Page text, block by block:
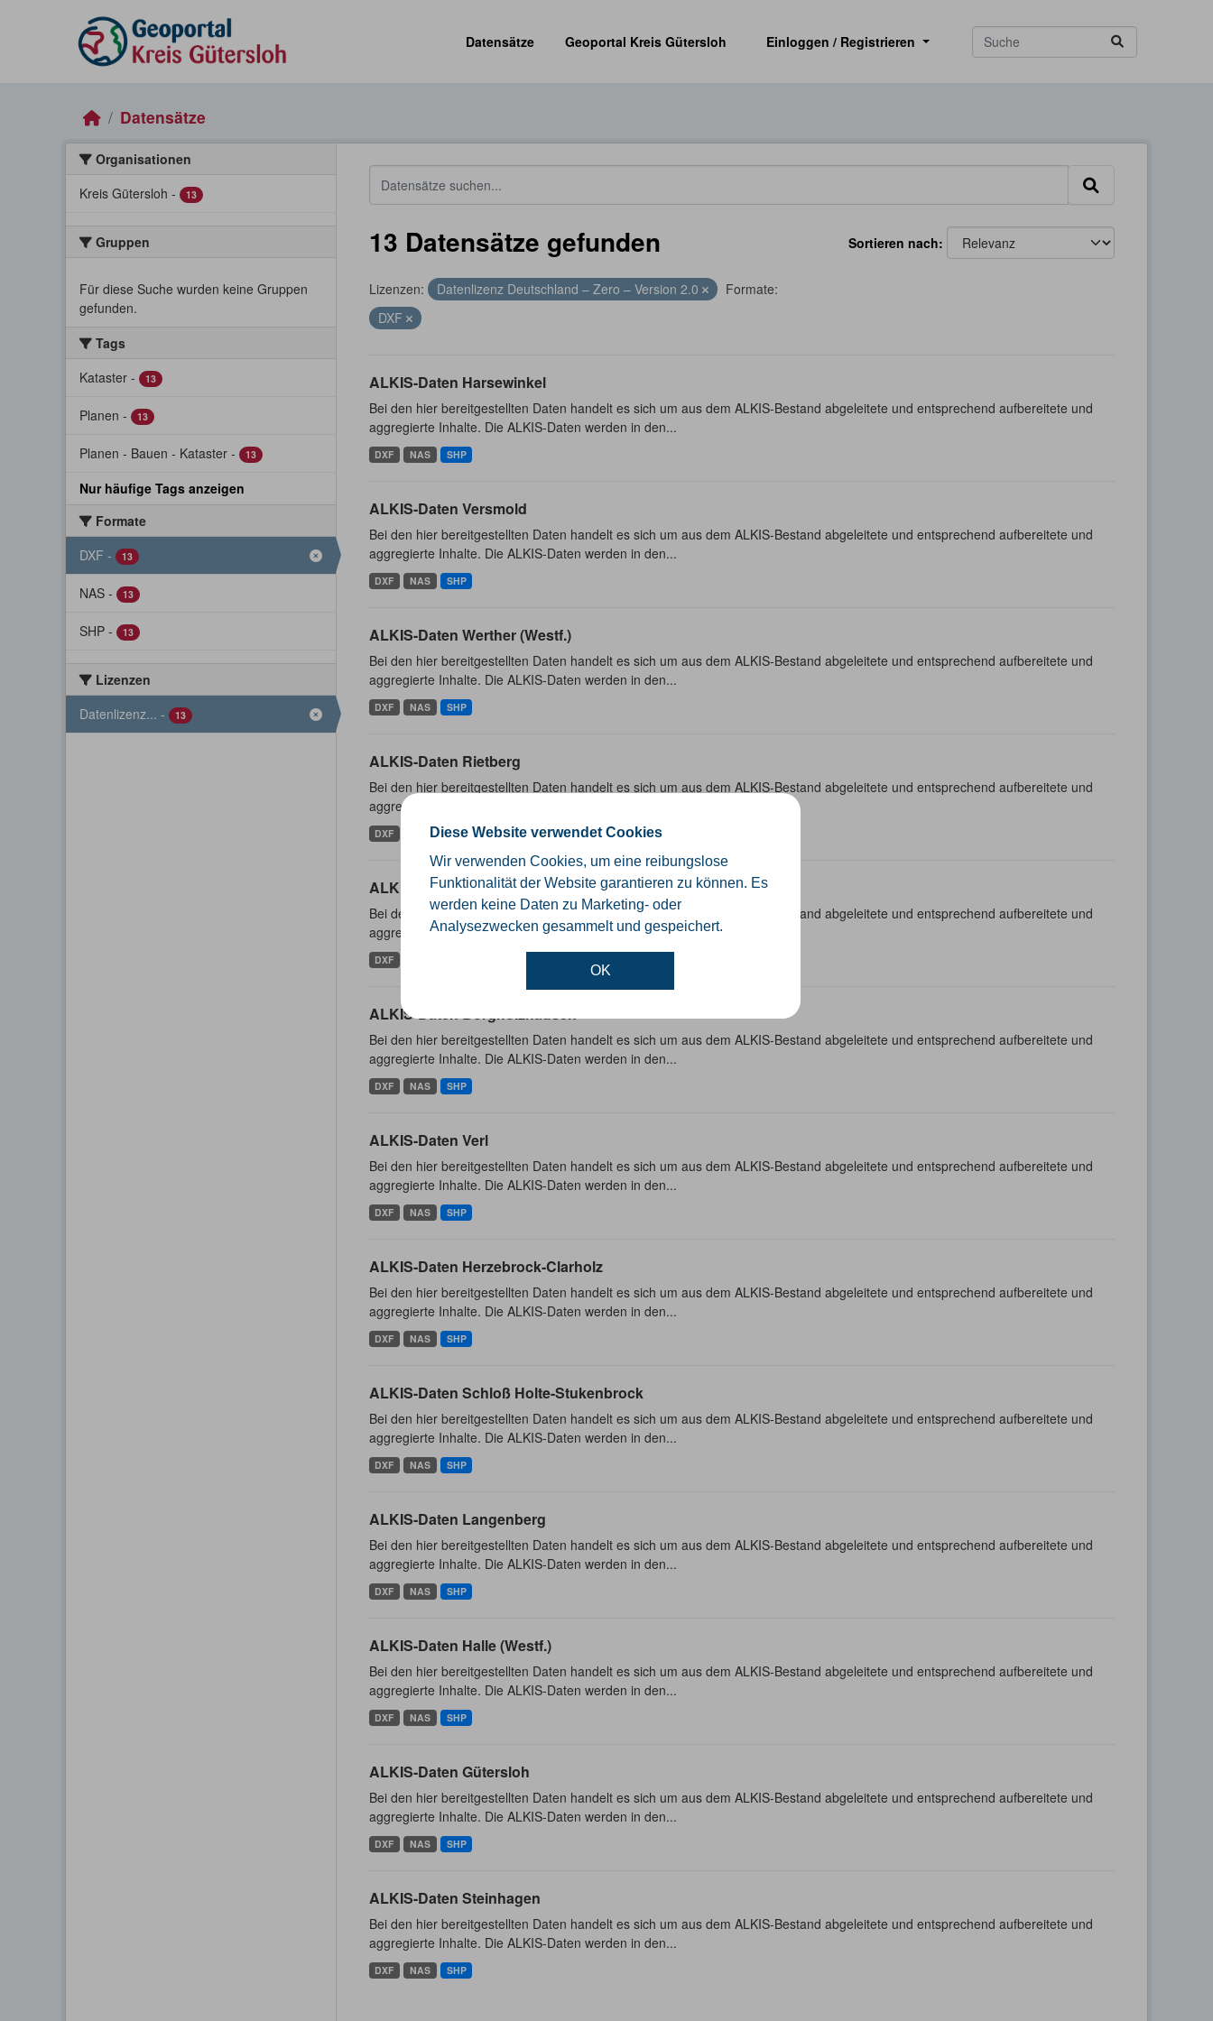
Diese Website verwendet Cookies
Wir verwenden Cookies, um eine reibungslose
Funktionalität der Website garantieren zu können. Es
werden keine Daten zu Marketing- oder
Analysezwecken gesammelt und gespeichert.
OK
Datensätze
Geoportal Kreis Gütersloh Einloggen / Registrieren
Datensätze
Organisationen
Kreis Gütersloh - 13
Gruppen
Für diese Suche wurden keine Gruppen
gefunden.
Tags
Kataster - 13
Planen - 13
Planen - Bauen - Kataster - 13
Nur häufige Tags anzeigen
Formate
DXF - 13
NAS - 13
SHP - 13
Lizenzen
Datenlizenz... - 13
Sortieren nach
13 Datensätze gefunden
Lizenzen: Datenlizenz Deutschland – Zero – Version 2.0
Formate:
DXF
ALKIS-Daten Harsewinkel
Bei den hier bereitgestellten Daten handelt es sich um aus dem ALKIS-Bestand abgeleitete und entsprechend aufbereitete und
aggregierte Inhalte. Die ALKIS-Daten werden in den...
DXF NAS SHP
ALKIS-Daten Versmold
Bei den hier bereitgestellten Daten handelt es sich um aus dem ALKIS-Bestand abgeleitete und entsprechend aufbereitete und
aggregierte Inhalte. Die ALKIS-Daten werden in den...
DXF NAS SHP
ALKIS-Daten Werther (Westf.)
Bei den hier bereitgestellten Daten handelt es sich um aus dem ALKIS-Bestand abgeleitete und entsprechend aufbereitete und
aggregierte Inhalte. Die ALKIS-Daten werden in den...
DXF NAS SHP
ALKIS-Daten Rietberg
Bei den hier bereitgestellten Daten handelt es sich um aus dem ALKIS-Bestand abgeleitete und entsprechend aufbereitete und
aggregierte Inhalte. Die ALKIS-Daten werden in den...
DXF SHP
ALKIS-Daten Rheda-Wiedenbrück
Bei den hier bereitgestellten Daten handelt es sich um aus dem ALKIS-Bestand abgeleitete und entsprechend aufbereitete und
aggregierte Inhalte. Die ALKIS-Daten werden in den...
DXF
ALKIS-Daten Borgholzhausen
Bei den hier bereitgestellten Daten handelt es sich um aus dem ALKIS-Bestand abgeleitete und entsprechend aufbereitete und
aggregierte Inhalte. Die ALKIS-Daten werden in den...
DXF NAS SHP
ALKIS-Daten Verl
Bei den hier bereitgestellten Daten handelt es sich um aus dem ALKIS-Bestand abgeleitete und entsprechend aufbereitete und
aggregierte Inhalte. Die ALKIS-Daten werden in den...
DXF NAS SHP
ALKIS-Daten Herzebrock-Clarholz
Bei den hier bereitgestellten Daten handelt es sich um aus dem ALKIS-Bestand abgeleitete und entsprechend aufbereitete und
aggregierte Inhalte. Die ALKIS-Daten werden in den...
DXF NAS SHP
ALKIS-Daten Schloß Holte-Stukenbrock
Bei den hier bereitgestellten Daten handelt es sich um aus dem ALKIS-Bestand abgeleitete und entsprechend aufbereitete und
aggregierte Inhalte. Die ALKIS-Daten werden in den...
DXF NAS SHP
ALKIS-Daten Langenberg
Bei den hier bereitgestellten Daten handelt es sich um aus dem ALKIS-Bestand abgeleitete und entsprechend aufbereitete und
aggregierte Inhalte. Die ALKIS-Daten werden in den...
DXF NAS SHP
ALKIS-Daten Halle (Westf.)
Bei den hier bereitgestellten Daten handelt es sich um aus dem ALKIS-Bestand abgeleitete und entsprechend aufbereitete und
aggregierte Inhalte. Die ALKIS-Daten werden in den...
DXF NAS SHP
ALKIS-Daten Gütersloh
Bei den hier bereitgestellten Daten handelt es sich um aus dem ALKIS-Bestand abgeleitete und entsprechend aufbereitete und
aggregierte Inhalte. Die ALKIS-Daten werden in den...
DXF NAS SHP
ALKIS-Daten Steinhagen
Bei den hier bereitgestellten Daten handelt es sich um aus dem ALKIS-Bestand abgeleitete und entsprechend aufbereitete und
aggregierte Inhalte. Die ALKIS-Daten werden in den...
DXF NAS SHP